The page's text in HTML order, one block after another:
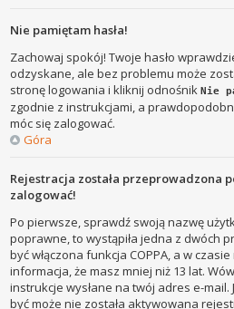
Nie pamiętam hasła!
Zachowaj spokój! Twoje hasło
odzyskane, ale bez problemu może
stronę logowania i kliknij odnośnikNie
zgodnie z instrukcjami, a
móc się zalogować.
Góra
Rejestracja została przeprowadzona
zalogować!
Po pierwsze, sprawdź swoją nazwę
poprawne, to wystąpiła jedna z dwóch
być włączona funkcja COPPA, a w
informacja, że masz mniej niż 13 lat.
instrukcje wysłane na twój adres e-mail.
być może nie została aktywowana